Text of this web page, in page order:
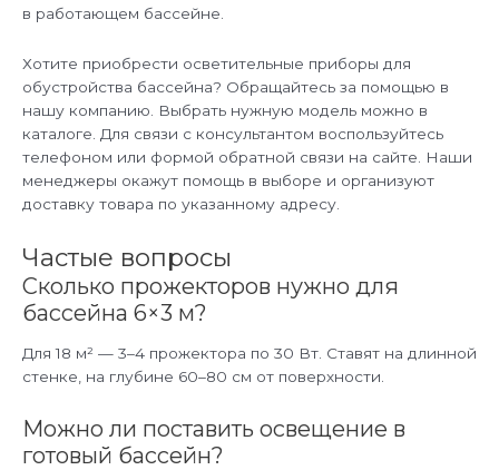
в работающем бассейне.
Хотите приобрести осветительные приборы для
обустройства бассейна? Обращайтесь за помощью в
нашу компанию. Выбрать нужную модель можно в
каталоге. Для связи с консультантом воспользуйтесь
телефоном или формой обратной связи на сайте. Наши
менеджеры окажут помощь в выборе и организуют
доставку товара по указанному адресу.
Частые вопросы
Сколько прожекторов нужно для
бассейна 6×3 м?
Для 18 м² — 3–4 прожектора по 30 Вт. Ставят на длинной
стенке, на глубине 60–80 см от поверхности.
Можно ли поставить освещение в
готовый бассейн?